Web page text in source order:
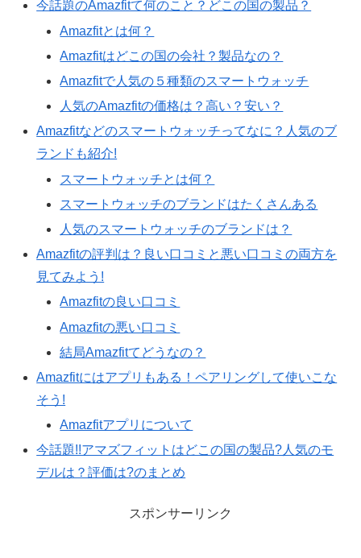
今話題のAmazfitて何のこと？どこの国の製品？
Amazfitとは何？
Amazfitはどこの国の会社？製品なの？
Amazfitで人気の５種類のスマートウォッチ
人気のAmazfitの価格は？高い？安い？
Amazfitなどのスマートウォッチってなに？人気のブ
ランドも紹介!
スマートウォッチとは何？
スマートウォッチのブランドはたくさんある
人気のスマートウォッチのブランドは？
Amazfitの評判は？良い口コミと悪い口コミの両方を
見てみよう!
Amazfitの良い口コミ
Amazfitの悪い口コミ
結局Amazfitてどうなの？
Amazfitにはアプリもある！ペアリングして使いこな
そう!
Amazfitアプリについて
今話題!!アマズフィットはどこの国の製品?人気のモ
デルは？評価は?のまとめ
スポンサーリンク